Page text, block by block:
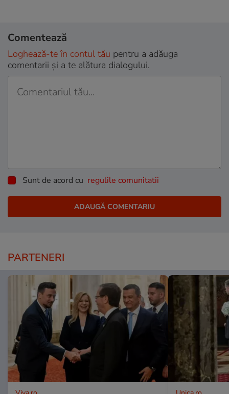
Comentează
Loghează-te în contul tău pentru a adăuga
comentarii și a te alătura dialogului.
Sunt de acord cu regulile comunitatii
PARTENERI